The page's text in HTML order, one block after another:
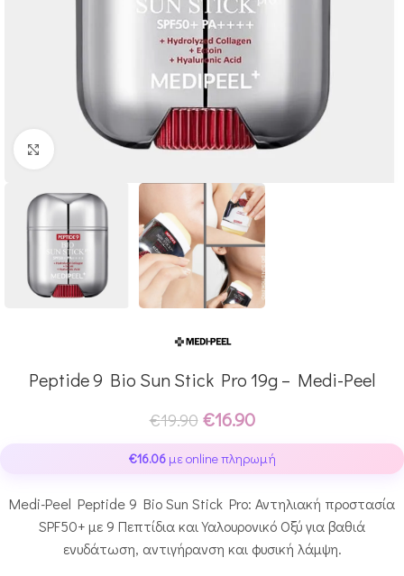
Click to enlarge
Peptide 9 Bio Sun Stick Pro 19g – Medi-Peel
€19.90 €16.90
€16.06με online πληρωμή
Medi-Peel Peptide 9 Bio Sun Stick Pro: Αντηλιακή προστασία
SPF50+ με 9 Πεπτίδια και Υαλουρονικό Οξύ για βαθιά
ενυδάτωση, αντιγήρανση και φυσική λάμψη.